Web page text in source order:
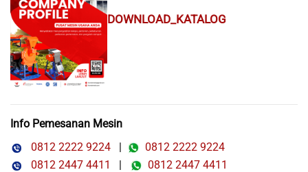
DOWNLOAD_KATALOG
Info Pemesanan Mesin
0812 2222 9224 |
0812 2222 9224
0812 2447 4411
|
0812 2447 4411